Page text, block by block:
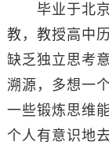
毕业于北京
教，教授高中
缺乏独立思考
溯源，多想一
一些锻炼思维
个人有意识地